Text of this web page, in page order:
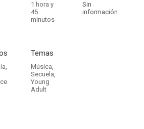
1 hora y
45
minutos
Sin
información
,
Temas
Música,
Secuela,
Young
Adult